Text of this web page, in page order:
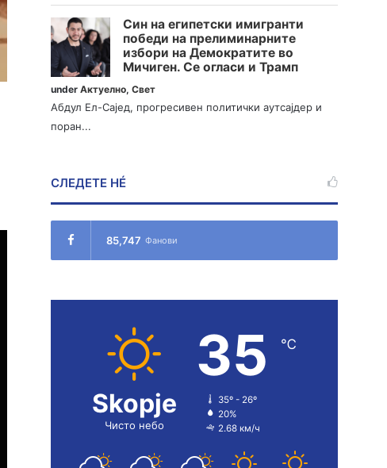
Син на египетски имигранти
победи на прелиминарните
избори на Демократите во
Мичиген. Се огласи и Трамп
underАктуелно,Свет
Абдул Ел-Сајед, прогресивен политички аутсајдер и
поран...
СЛЕДЕТЕ НÉ
85,747 Фанови
Skopje
Чисто небо
35 ℃
35º - 26º
20%
2.68 км/ч